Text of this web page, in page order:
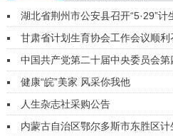
湖北省荆州市公安县召开“5·29”
推进会甘肃省计划生育协会工作会议顺利
中国共产党第二十届中央委员会
健康“皖”美家 风采你我他
人生杂志社采购公告
内蒙古自治区鄂尔多斯市东胜区